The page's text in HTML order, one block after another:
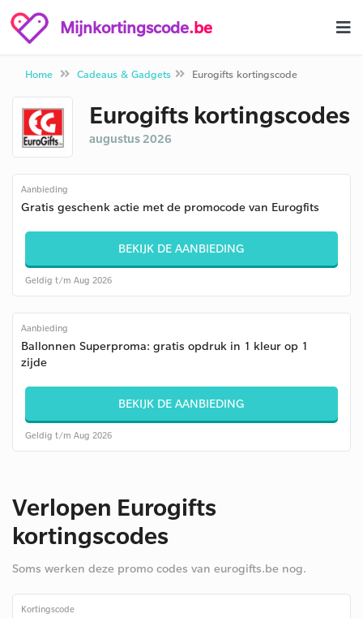
Mijnkortingscode.be
Home Cadeaus & Gadgets Eurogifts kortingscode
Eurogifts kortingscodes
augustus 2026
Aanbieding
Gratis geschenk actie met de promocode van Eurogfits
BEKIJK DE AANBIEDING
Geldig t/m Aug 2026
Aanbieding
Ballonnen Superproma: gratis opdruk in 1 kleur op 1
zijde
BEKIJK DE AANBIEDING
Geldig t/m Aug 2026
Verlopen Eurogifts
kortingscodes
Soms werken deze promo codes van eurogifts.be nog.
Kortingscode